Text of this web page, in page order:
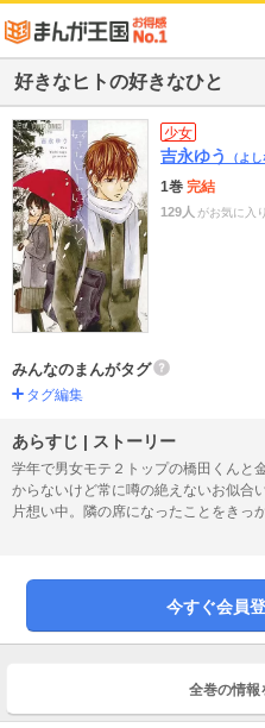
好きなヒトの好きなひと
少女
吉永ゆう （よ
1巻 完結
129人 がお気に入
みんなのまんがタグ
タグ編集
あらすじ | ストーリー
学年で男女モテ２トップの橋田くんと
からないけど常に噂の絶えないお似合
片想い中。隣の席になったことをきっ
金石さんに片想いをしていることに
今すぐ会員
全巻の情報